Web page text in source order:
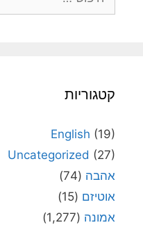
קטגוריות
English (19)
Uncategorized (27)
אהבה (74)
אוטיזם (15)
אמונה (1,277)